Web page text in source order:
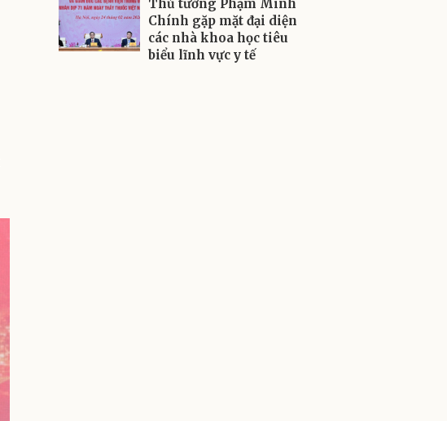
Thủ tướng Phạm Minh
Chính gặp mặt đại diện
các nhà khoa học tiêu
biểu lĩnh vực y tế
Gửi